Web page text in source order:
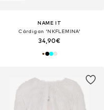
NAME IT
Cárdigan 'NKFLEMINA'
34,90€